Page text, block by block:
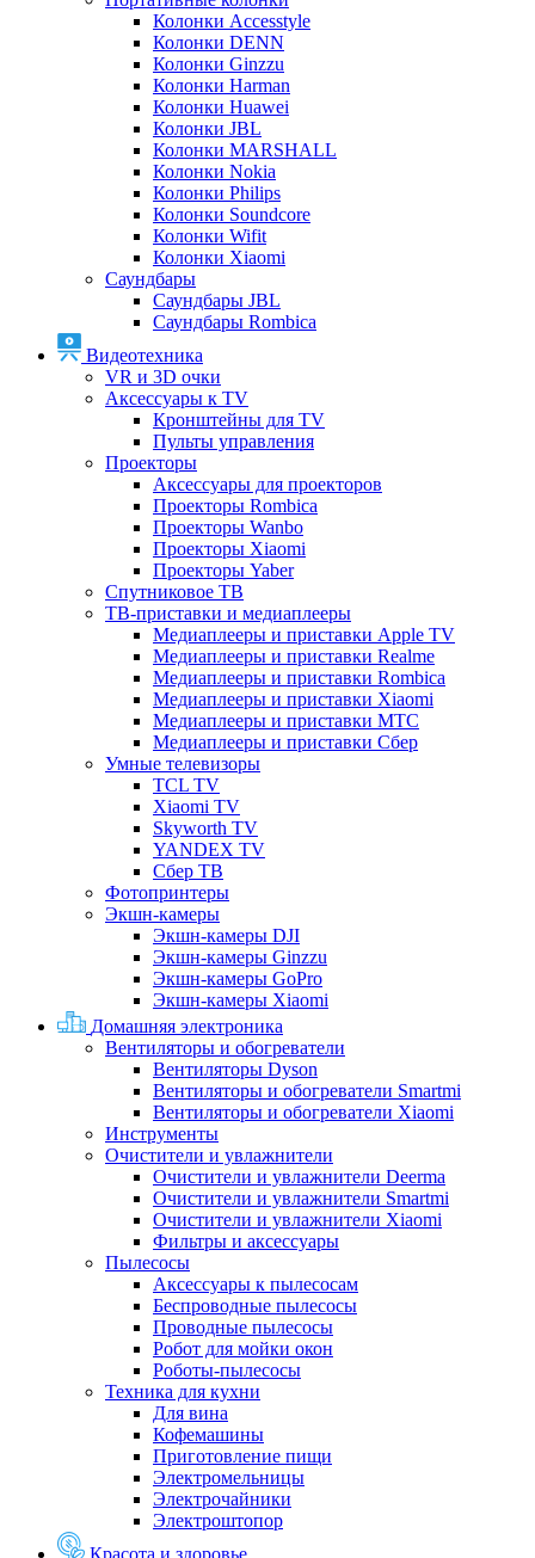
Колонки Accesstyle
Колонки DENN
Колонки Ginzzu
Колонки Harman
Колонки Huawei
Колонки JBL
Колонки MARSHALL
Колонки Nokia
Колонки Philips
Колонки Soundcore
Колонки Wifit
Колонки Xiaomi
Саундбары
Саундбары JBL
Саундбары Rombica
Видеотехника
VR и 3D очки
Аксессуары к TV
Кронштейны для TV
Пульты управления
Проекторы
Аксессуары для проекторов
Проекторы Rombica
Проекторы Wanbo
Проекторы Xiaomi
Проекторы Yaber
Спутниковое ТВ
ТВ-приставки и медиаплееры
Медиаплееры и приставки Apple TV
Медиаплееры и приставки Realme
Медиаплееры и приставки Rombica
Медиаплееры и приставки Xiaomi
Медиаплееры и приставки МТС
Медиаплееры и приставки Сбер
Умные телевизоры
TCL TV
Xiaomi TV
Skyworth TV
YANDEX TV
Сбер ТВ
Фотопринтеры
Экшн-камеры
Экшн-камеры DJI
Экшн-камеры Ginzzu
Экшн-камеры GoPro
Экшн-камеры Xiaomi
Домашняя электроника
Вентиляторы и обогреватели
Вентиляторы Dyson
Вентиляторы и обогреватели Smartmi
Вентиляторы и обогреватели Xiaomi
Инструменты
Очистители и увлажнители
Очистители и увлажнители Deerma
Очистители и увлажнители Smartmi
Очистители и увлажнители Xiaomi
Фильтры и аксессуары
Пылесосы
Аксессуары к пылесосам
Беспроводные пылесосы
Проводные пылесосы
Робот для мойки окон
Роботы-пылесосы
Техника для кухни
Для вина
Кофемашины
Приготовление пищи
Электромельницы
Электрочайники
Электроштопор
Красота и здоровье